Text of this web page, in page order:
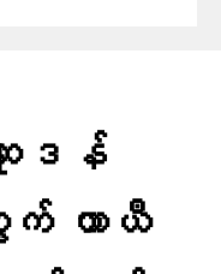
ဆူဒန်
က် ယာယီ